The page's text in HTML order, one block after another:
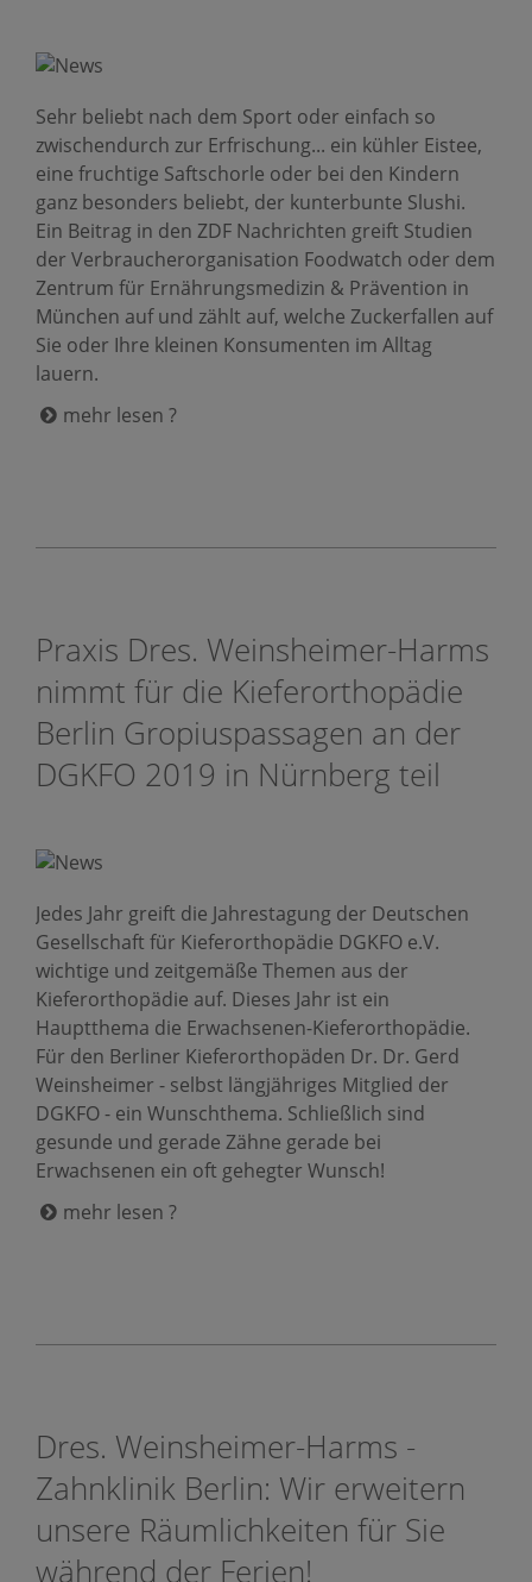
Sehr beliebt nach dem Sport oder einfach so
zwischendurch zur Erfrischung... ein kühler Eistee,
eine fruchtige Saftschorle oder bei den Kindern
ganz besonders beliebt, der kunterbunte Slushi.
Ein Beitrag in den ZDF Nachrichten greift Studien
der Verbraucherorganisation Foodwatch oder dem
Zentrum für Ernährungsmedizin & Prävention in
München auf und zählt auf, welche Zuckerfallen auf
Sie oder Ihre kleinen Konsumenten im Alltag
lauern.
mehr lesen ?
Praxis Dres. Weinsheimer-Harms
nimmt für die Kieferorthopädie
Berlin Gropiuspassagen an der
DGKFO 2019 in Nürnberg teil
Jedes Jahr greift die Jahrestagung der Deutschen
Gesellschaft für Kieferorthopädie DGKFO e.V.
wichtige und zeitgemäße Themen aus der
Kieferorthopädie auf. Dieses Jahr ist ein
Hauptthema die Erwach­senen-Kiefer­ortho­pädie.
Für den Berliner Kieferorthopäden Dr. Dr. Gerd
Weinsheimer - selbst längjähriges Mitglied der
DGKFO - ein Wunschthema. Schließlich sind
gesunde und gerade Zähne gerade bei
Erwachsenen ein oft gehegter Wunsch!
mehr lesen ?
Dres. Weinsheimer-Harms -
Zahnklinik Berlin: Wir erweitern
unsere Räumlichkeiten für Sie
während der Ferien!